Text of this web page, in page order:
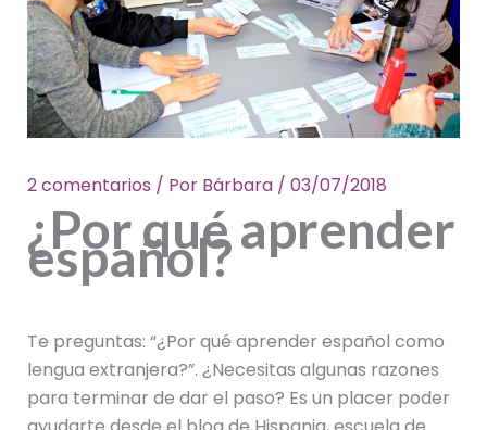
2 comentarios / Por Bárbara / 03/07/2018
¿Por qué aprender
español?
Te preguntas: “¿Por qué aprender español como
lengua extranjera?”. ¿Necesitas algunas razones
para terminar de dar el paso? Es un placer poder